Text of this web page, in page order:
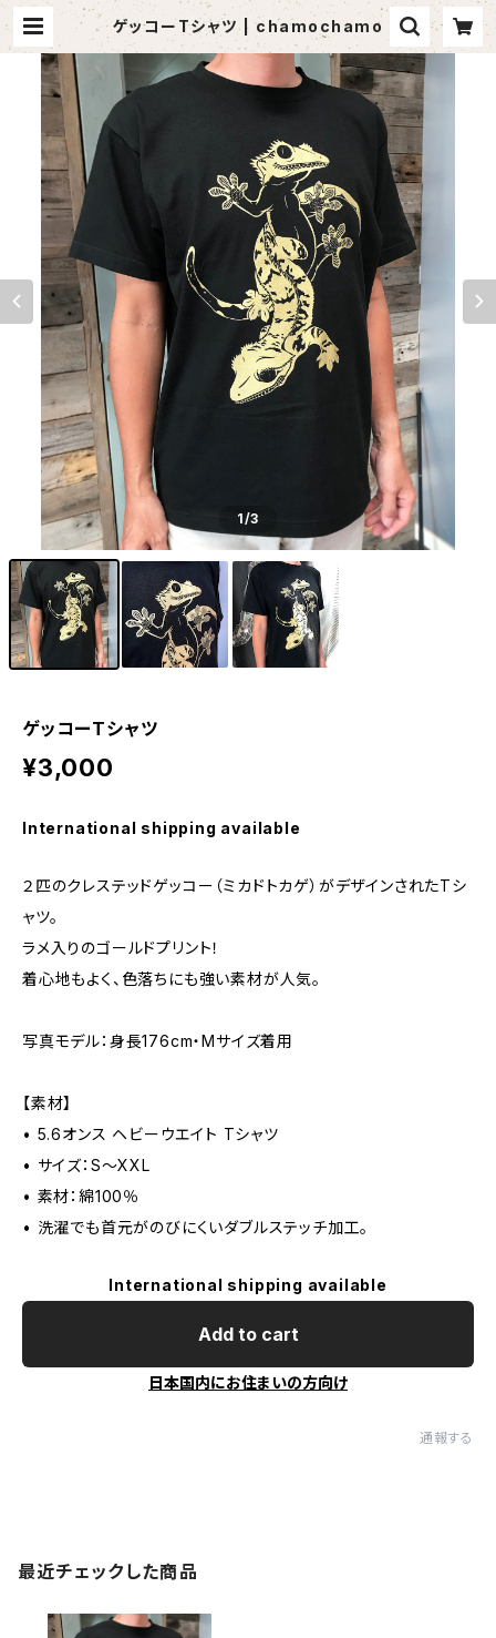
ゲッコーTシャツ | chamochamo
1/3
ゲッコーTシャツ
¥3,000
International shipping available
２匹のクレステッドゲッコー（ミカドトカゲ）がデザインされたTシ
ャツ。
ラメ入りのゴールドプリント！
着心地もよく、色落ちにも強い素材が人気。
写真モデル：身長176cm・Mサイズ着用
【素材】
• 5.6オンス ヘビーウエイト Tシャツ
• サイズ：S～XXL
• 素材：綿100％
• 洗濯でも首元がのびにくいダブルステッチ加工。
International shipping available
Add to cart
日本国内にお住まいの方向け
通報する
最近チェックした商品